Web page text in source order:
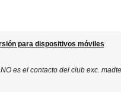
para dispositivos móviles
es el contacto del club exc.